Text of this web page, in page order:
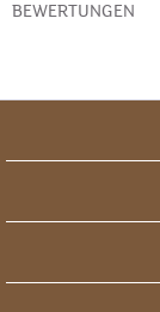
BEWERTUNGEN